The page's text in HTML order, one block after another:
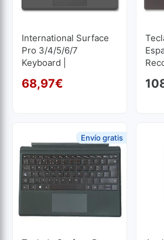
International Surface
Pro 3/4/5/6/7
Keyboard |
Le prix
68,97€
Le prix
Envío gratis